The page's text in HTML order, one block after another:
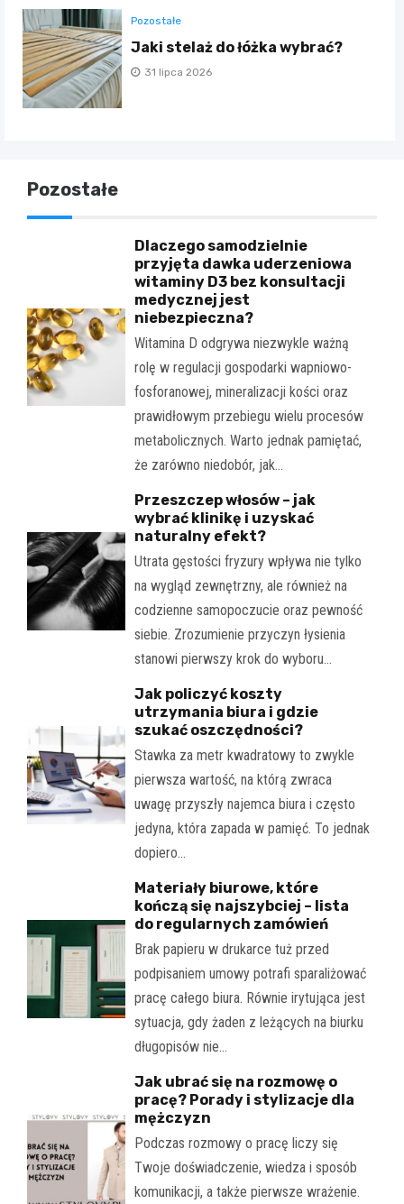
Pozostałe
Jaki stelaż do łóżka wybrać?
31 lipca 2026
Pozostałe
Dlaczego samodzielnie
przyjęta dawka uderzeniowa
witaminy D3 bez konsultacji
medycznej jest
niebezpieczna?
Witamina D odgrywa niezwykle ważną
rolę w regulacji gospodarki wapniowo-
fosforanowej, mineralizacji kości oraz
prawidłowym przebiegu wielu procesów
metabolicznych. Warto jednak pamiętać,
że zarówno niedobór, jak…
Przeszczep włosów – jak
wybrać klinikę i uzyskać
naturalny efekt?
Utrata gęstości fryzury wpływa nie tylko
na wygląd zewnętrzny, ale również na
codzienne samopoczucie oraz pewność
siebie. Zrozumienie przyczyn łysienia
stanowi pierwszy krok do wyboru…
Jak policzyć koszty
utrzymania biura i gdzie
szukać oszczędności?
Stawka za metr kwadratowy to zwykle
pierwsza wartość, na którą zwraca
uwagę przyszły najemca biura i często
jedyna, która zapada w pamięć. To jednak
dopiero…
Materiały biurowe, które
kończą się najszybciej – lista
do regularnych zamówień
Brak papieru w drukarce tuż przed
podpisaniem umowy potrafi sparaliżować
pracę całego biura. Równie irytująca jest
sytuacja, gdy żaden z leżących na biurku
długopisów nie…
Jak ubrać się na rozmowę o
pracę? Porady i stylizacje dla
mężczyzn
Podczas rozmowy o pracę liczy się
Twoje doświadczenie, wiedza i sposób
komunikacji, a także pierwsze wrażenie.